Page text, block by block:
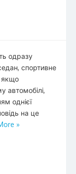
одразу
спортивне
якщо
автомобілі,
однієї
на це
»